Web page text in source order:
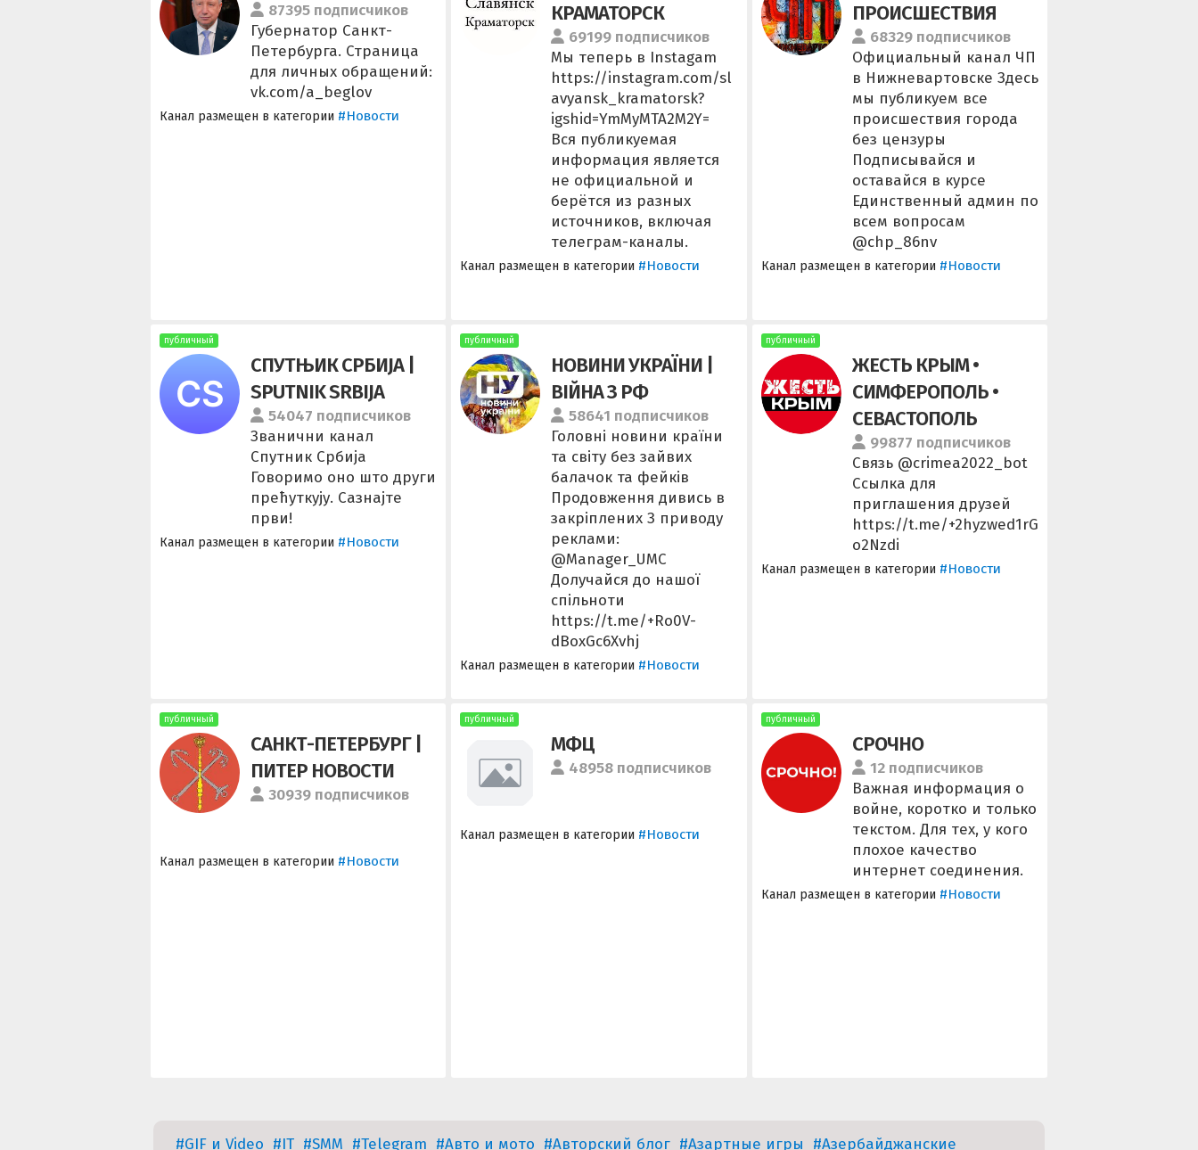
87395 подписчиков
Губернатор Санкт-
Петербурга. Страница
для личных обращений:
vk.com/a_beglov
Канал размещен в категории #Новости
КРАМАТОРСК
69199 подписчиков
Мы теперь в Instagam
https://instagram.com/sl
avyansk_kramatorsk?
igshid=YmMyMTA2M2Y=
Вся публикуемая
информация является
не официальной и
берётся из разных
источников, включая
телеграм-каналы.
Канал размещен в категории #Новости
ПРОИСШЕСТВИЯ
68329 подписчиков
Официальный канал ЧП
в Нижневартовске Здесь
мы публикуем все
происшествия города
без цензуры
Подписывайся и
оставайся в курсе
Единственный админ по
всем вопросам
@chp_86nv
Канал размещен в категории #Новости
публичный
СПУТЊИК СРБИJА |
SPUTNIK SRBIJA
54047 подписчиков
Званични канал
Спутник Србија
Говоримо оно што други
прећуткују. Сазнајте
први!
Канал размещен в категории #Новости
публичный
НОВИНИ УКРАЇНИ |
ВІЙНА З РФ
58641 подписчиков
Головні новини країни
та світу без зайвих
балачок та фейків
Продовження дивись в
закріплених З приводу
реклами:
@Manager_UMC
Долучайся до нашої
спільноти
https://t.me/+Ro0V-
dBoxGc6Xvhj
Канал размещен в категории #Новости
публичный
ЖЕСТЬ КРЫМ •
СИМФЕРОПОЛЬ •
СЕВАСТОПОЛЬ
99877 подписчиков
Связь @crimea2022_bot
Ссылка для
приглашения друзей
https://t.me/+2hyzwed1rG
o2Nzdi
Канал размещен в категории #Новости
публичный
САНКТ-ПЕТЕРБУРГ |
ПИТЕР НОВОСТИ
30939 подписчиков
Канал размещен в категории #Новости
публичный
МФЦ
48958 подписчиков
Канал размещен в категории #Новости
публичный
СРОЧНО
12 подписчиков
Важная информация о
войне, коротко и только
текстом. Для тех, у кого
плохое качество
интернет соединения.
Канал размещен в категории #Новости
#GIF и Video #IT #SMM #Telegram #Авто и мото #Авторский блог #Азартные игры #Азербайджанские